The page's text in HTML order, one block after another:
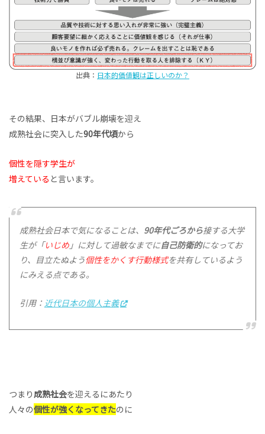
出典： 日本的価値観は正しいのか？
その結果、日本がバブル崩壊を迎え
成熟社会に突入した90年代頃から
個性を隠す学生が
増えている と言います。
成熟社会日本で気になることは、 90年代ごろから接する大学
生が「いじめ」に対して過敏なまでに自己防衛的になってお
り、 目立たぬよう個性をかくす行動様式を共有しているよう
にみえる点である。
引用： 近代日本の個人主義
つまり 成熟社会を迎えるにあたり
人々の個性が強くなってきたのに